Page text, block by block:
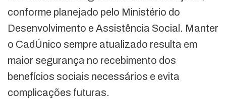
conforme planejado pelo Ministério do
Desenvolvimento e Assistência Social. Manter
o CadÚnico sempre atualizado resulta em
maior segurança no recebimento dos
benefícios sociais necessários e evita
complicações futuras.